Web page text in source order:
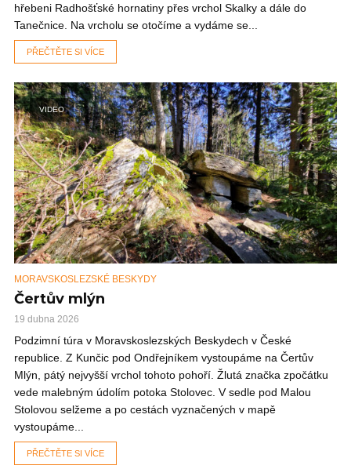
hřebeni Radhošťské hornatiny přes vrchol Skalky a dále do
Tanečnice. Na vrcholu se otočíme a vydáme se...
PŘEČTĚTE SI VÍCE
VIDEO
MORAVSKOSLEZSKÉ BESKYDY
Čertův mlýn
19 dubna 2026
Podzimní túra v Moravskoslezských Beskydech v České
republice. Z Kunčic pod Ondřejníkem vystoupáme na Čertův
Mlýn, pátý nejvyšší vrchol tohoto pohoří. Žlutá značka zpočátku
vede malebným údolím potoka Stolovec. V sedle pod Malou
Stolovou selžeme a po cestách vyznačených v mapě
vystoupáme...
PŘEČTĚTE SI VÍCE